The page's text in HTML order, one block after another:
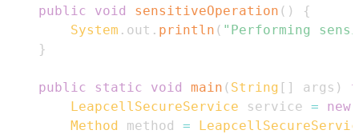
public
void sensitiveOperation ( )
{
System . out . println ( "Performing
}
public static void main ( String [ ] args )
LeapcellSecureService service =
new
Method method =